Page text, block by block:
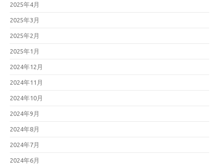
2025年4月
2025年3月
2025年2月
2025年1月
2024年12月
2024年11月
2024年10月
2024年9月
2024年8月
2024年7月
2024年6月